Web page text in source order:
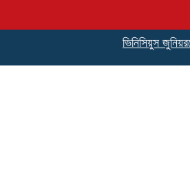
ভিনিসিয়ুস জুনিয়রকে